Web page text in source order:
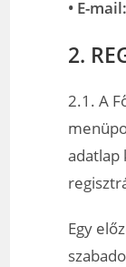
• E-
2.
2.1. A
adatlap
Egy